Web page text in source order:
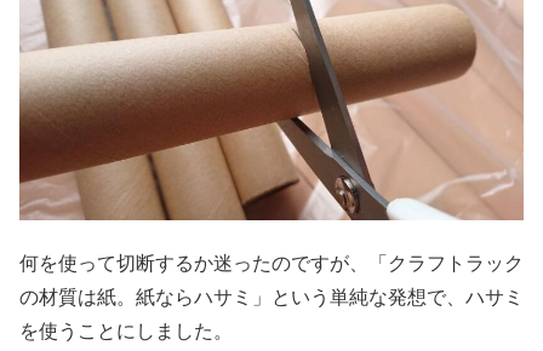
何を使って切断するか迷ったのですが、「クラフトラック
の材質は紙。紙ならハサミ」という単純な発想で、ハサミ
を使うことにしました。